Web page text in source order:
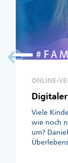
ONLINE-
Viele
wie noch
um?